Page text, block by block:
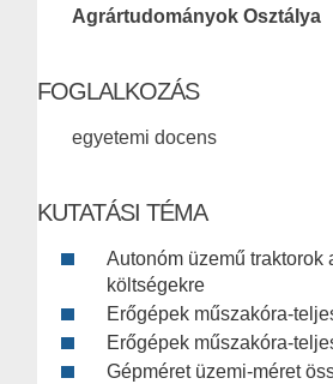
Agrártudományok Osztálya
FOGLALKOZÁS
egyetemi docens
KUTATÁSI TÉMA
Autonóm üzemű
költségekre
Erőgépek műszakóra-
Erőgépek műszakóra-
Gépméret üzemi-méret